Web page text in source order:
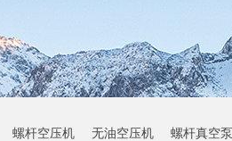
螺杆空压机 无油空压机 螺杆真空泵